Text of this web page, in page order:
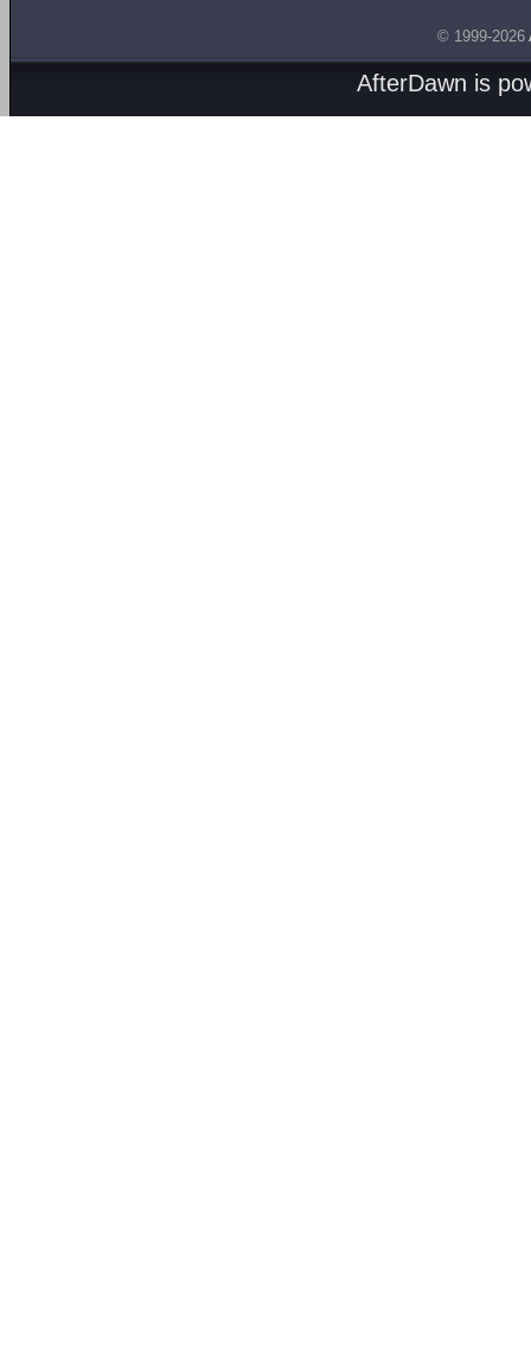
© 1999-2026
AfterDawn is